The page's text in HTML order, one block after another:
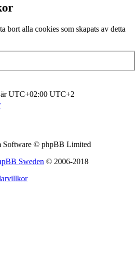
bort alla cookies som skapats av detta
UTC+02:00 UTC+2
Software © phpBB Limited
Sweden © 2006-2018